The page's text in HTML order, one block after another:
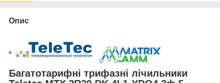
Опис
Багатотарифні трифазні лічильники